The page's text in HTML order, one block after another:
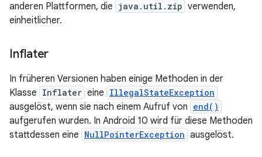
anderen Plattformen, die java.util.zip verwenden,
einheitlicher.
Inflater
In früheren Versionen haben einige Methoden in der
Klasse Inflater eine IllegalStateException
ausgelöst, wenn sie nach einem Aufruf von end()
aufgerufen wurden. In Android 10 wird für diese Methoden
stattdessen eine NullPointerException ausgelöst.